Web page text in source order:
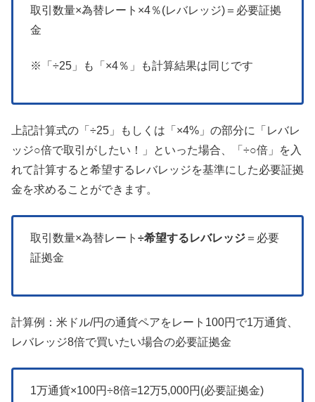
取引数量×為替レート×4％(レバレッジ)＝必要証拠
金
※「÷25」も「×4％」も計算結果は同じです
上記計算式の「÷25」もしくは「×4%」の部分に「レバレ
ッジ○倍で取引がしたい！」といった場合、「÷○倍」を入
れて計算すると希望するレバレッジを基準にした必要証拠
金を求めることができます。
取引数量×為替レート ÷希望するレバレッジ ＝必要
証拠金
計算例：米ドル/円の通貨ペアをレート100円で1万通貨、
レバレッジ8倍で買いたい場合の必要証拠金
1万通貨×100円÷8倍=12万5,000円(必要証拠金)